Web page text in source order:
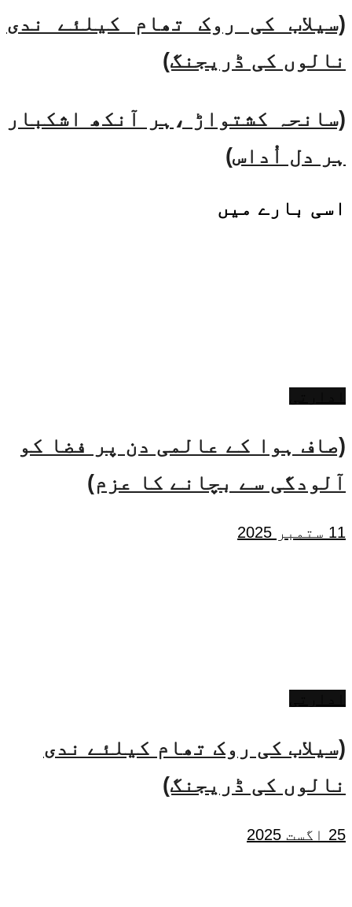
(سیلاب کی روک تھام کیلئے ندی
نالوں کی ڈریجنگ)
(سانحہ کشتواڑ ،ہر آنکھ اشکبار
ہر دل اُداس)
اسی بارے میں
(صاف ہوا کے عالمی دن پر فضا کو
آلودگی سے بچانے کا عزم)
11 ستمبر 2025
(سیلاب کی روک تھام کیلئے ندی
نالوں کی ڈریجنگ)
25 اگست 2025